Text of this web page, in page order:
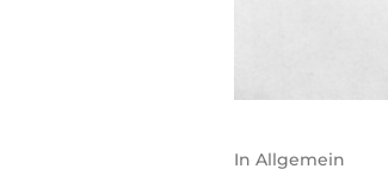
In Allgemein